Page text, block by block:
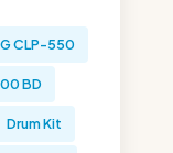
CLP-550
BD
Drum Kit